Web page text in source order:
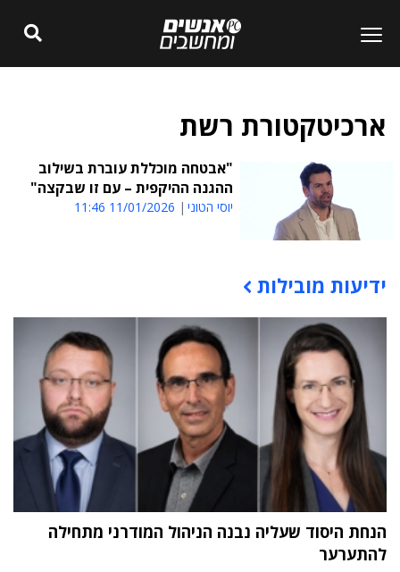
ארכיטקטורת רשת
"אבטחה מוכללת עוברת בשילוב
ההגנה ההיקפית – עם זו שבקצה"
יוסי הטוני 11/01/2026 11:46
תוכן פרסומי
ידיעות מובילות
הנחת היסוד שעליה נבנה הניהול המודרני מתחילה
להתערער